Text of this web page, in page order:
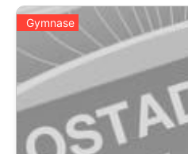
Gymnase